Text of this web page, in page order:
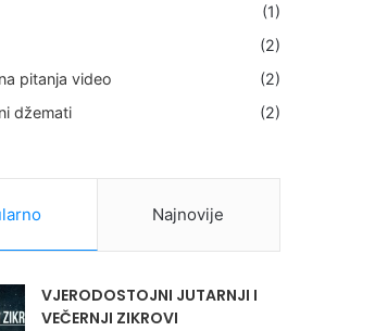
(1)
(2)
pitanja video
(2)
džemati
(2)
Najnovije
VJERODOSTOJNI JUTARNJI I
VEČERNJI ZIKROVI